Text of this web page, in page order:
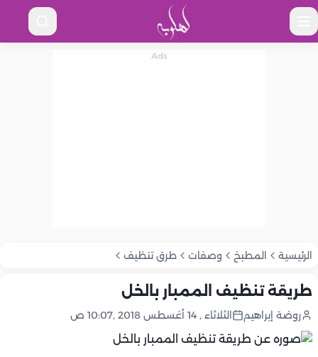
الرئيسية المطبخ وصفات طرق تنظيف
طريقة تنظيف الممبار بالخل
روضة إبراهيم الثلاثاء , 14 أغسطس 2018 ,10:07 ص